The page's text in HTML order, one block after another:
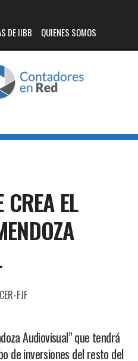
DE IIBB QUIENES SOMOS
CREA EL
CER-FJF
Audiovisual” que tendrá
de inversiones del resto del